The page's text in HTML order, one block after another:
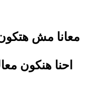
معانا مش
احنا هنكون